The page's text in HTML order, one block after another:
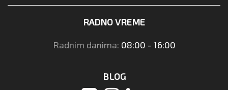
RADNO VREME
Radnim danima: 08:00 - 16:00
BLOG